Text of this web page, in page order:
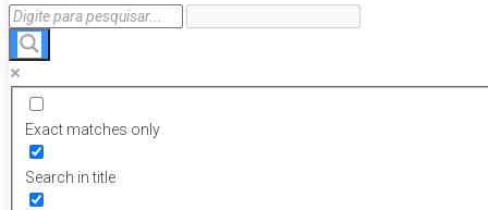
Exact matches only
Search in title